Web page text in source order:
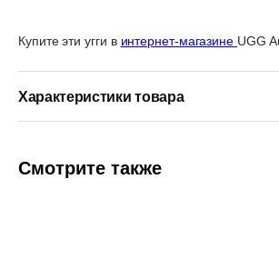
Купите эти угги в интернет-магазине UGG
Характеристики товара
Смотрите также